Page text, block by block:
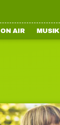
ON AIR MUSIK